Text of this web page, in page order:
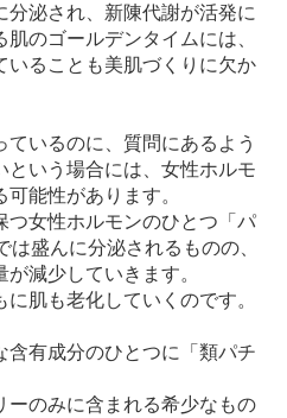
分泌され、新陳代謝が活発に
のゴールデンタイムには、
いることも美肌づくりに欠か
いるのに、質問にあるよう
という場合には、女性ホルモ
能性があります。
つ女性ホルモンのひとつ「パ
盛んに分泌されるものの、
減少していきます。
肌も老化していくのです。
含有成分のひとつに「類パチ
ーのみに含まれる希少なもの